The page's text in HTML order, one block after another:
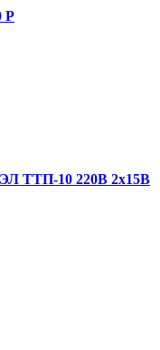
P
ТТП-10 220В 2х15В